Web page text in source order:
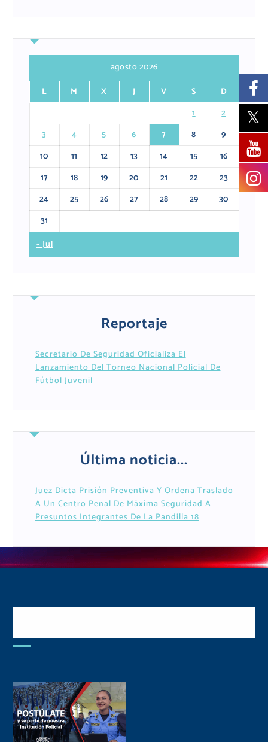
agosto 2026
L
M X J V S
D
1
2
3
4 5 6 7 8
9
10
11 12 13 14 15
16
17
18 19 20 21 22
23
24
25 26 27 28 29
30
31
« Jul
Reportaje
Secretario De Seguridad Oficializa El
Lanzamiento Del Torneo Nacional Policial De
Fútbol Juvenil
Última noticia...
Juez Dicta Prisión Preventiva Y Ordena Traslado
A Un Centro Penal De Máxima Seguridad A
Presuntos Integrantes De La Pandilla 18